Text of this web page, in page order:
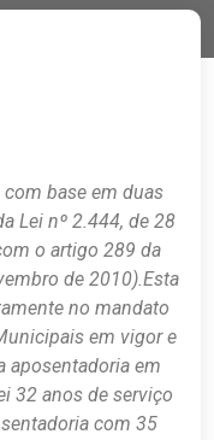
base em duas
Lei nº 2.444, de 28
o artigo 289 da
de 2010).Esta
no mandato
em vigor e
aposentadoria em
32 anos de serviço
com 35